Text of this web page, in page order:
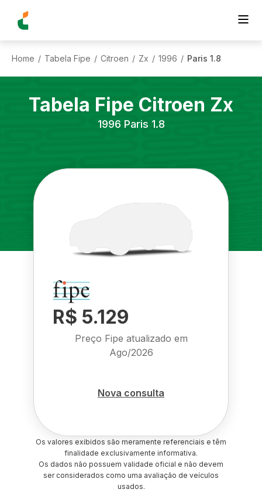
Home / Tabela Fipe / Citroen / Zx / 1996 / Paris 1.8
Tabela Fipe Citroen Zx
1996 Paris 1.8
R$ 5.129
Preço Fipe atualizado em
Ago/2026
Nova consulta
Os valores exibidos são meramente referenciais e têm
finalidade exclusivamente informativa.
Os dados não possuem validade oficial e não devem
ser considerados como uma avaliação de veículos
usados.